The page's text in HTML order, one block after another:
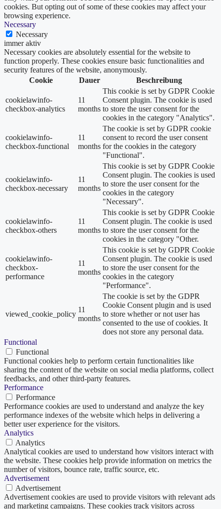
cookies. But opting out of some of these cookies may affect your
browsing experience.
Necessary
Necessary
immer aktiv
Necessary cookies are absolutely essential for the website to
function properly. These cookies ensure basic functionalities and
security features of the website, anonymously.
Cookie
Dauer Beschreibung
cookielawinfo-
checkbox-analytics
11
months
This cookie is set by GDPR Cookie
Consent plugin. The cookie is used
to store the user consent for the
cookies in the category "Analytics".
cookielawinfo-
checkbox-functional
11
months
The cookie is set by GDPR cookie
consent to record the user consent
for the cookies in the category
"Functional".
cookielawinfo-
checkbox-necessary
11
months
This cookie is set by GDPR Cookie
Consent plugin. The cookies is used
to store the user consent for the
cookies in the category
"Necessary".
cookielawinfo-
checkbox-others
11
months
This cookie is set by GDPR Cookie
Consent plugin. The cookie is used
to store the user consent for the
cookies in the category "Other.
cookielawinfo-
checkbox-
performance
11
months
This cookie is set by GDPR Cookie
Consent plugin. The cookie is used
to store the user consent for the
cookies in the category
"Performance".
viewed_cookie_policy
11
months
The cookie is set by the GDPR
Cookie Consent plugin and is used
to store whether or not user has
consented to the use of cookies. It
does not store any personal data.
Functional
Functional
Functional cookies help to perform certain functionalities like
sharing the content of the website on social media platforms, collect
feedbacks, and other third-party features.
Performance
Performance
Performance cookies are used to understand and analyze the key
performance indexes of the website which helps in delivering a
better user experience for the visitors.
Analytics
Analytics
Analytical cookies are used to understand how visitors interact with
the website. These cookies help provide information on metrics the
number of visitors, bounce rate, traffic source, etc.
Advertisement
Advertisement
Advertisement cookies are used to provide visitors with relevant ads
and marketing campaigns. These cookies track visitors across